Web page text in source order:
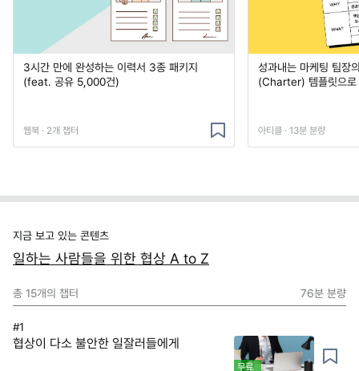
3시간 만에 완성하는 이력서 3종 패키지
(feat. 공유 5,000건)
웹북 · 2개 챕터
성과내는 마케팅 팀장
(Charter) 템플릿으로
아티클 · 13분 분량
지금 보고 있는 콘텐츠
일하는 사람들을 위한 협상 A to Z
총 15개의 챕터 76분 분량
#1
협상이 다소 불안한 일잘러들에게
무료